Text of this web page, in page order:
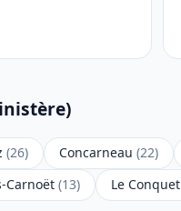
(26) Concarneau (22)
Carnoët (13) Le Conquet